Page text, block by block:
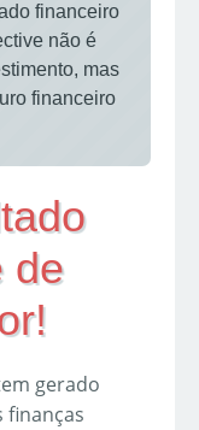
financeiro
não é
mas
financeiro
de
gerado
finanças